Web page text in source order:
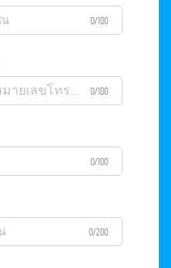
0/100
0/100
0/100
0/200